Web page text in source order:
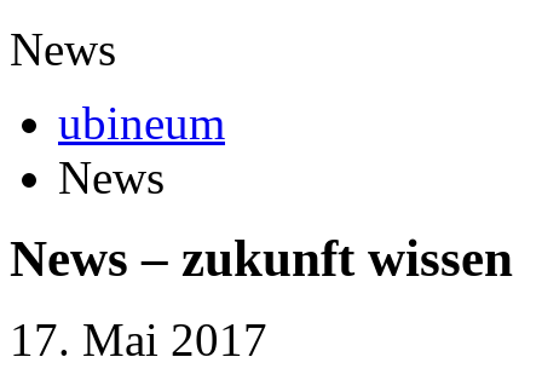
News
ubineum
News
News – zukunft wissen
17. Mai 2017